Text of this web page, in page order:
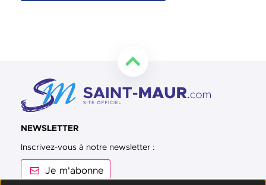
NEWSLETTER
Inscrivez-vous à notre newsletter :
Je m'abonne